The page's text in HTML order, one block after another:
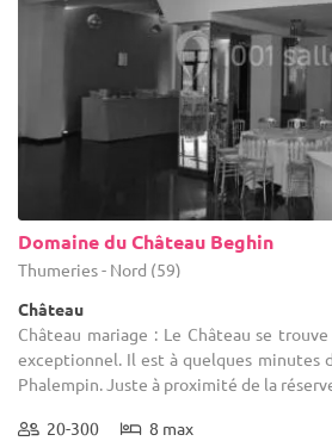
Domaine du Château Beghin
Thumeries - Nord (59)
Château
Château mariage : Le Château se
exceptionnel. Il est à quelques minutes
Phalempin. Juste à proximité de la
20-300 8 max